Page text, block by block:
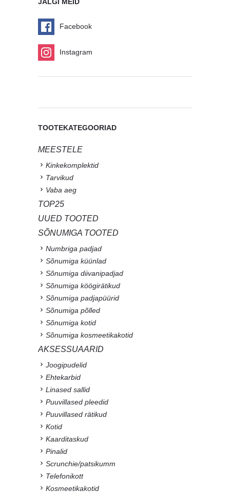
Facebook
Instagram
TOOTEKATEGOORIAD
MEESTELE
Kinkekomplektid
Tarvikud
Vaba aeg
TOP25
UUED TOOTED
SÕNUMIGA TOOTED
Numbriga padjad
Sõnumiga küünlad
Sõnumiga diivanipadjad
Sõnumiga köögirätikud
Sõnumiga padjapüürid
Sõnumiga põlled
Sõnumiga kotid
Sõnumiga kosmeetikakotid
AKSESSUAARID
Joogipudelid
Ehtekarbid
Linased sallid
Puuvillased pleedid
Puuvillased rätikud
Kotid
Kaarditaskud
Pinalid
Scrunchie/patsikumm
Telefonikott
Kosmeetikakotid